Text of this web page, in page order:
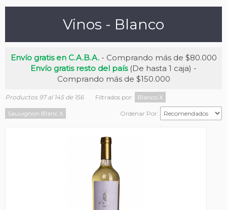
Vinos - Blanco
Envío gratis en C.A.B.A.- Comprando más de $80.000
Envío gratis resto del país(De hasta 1 caja) -
Comprando más de $150.000
Productos 97 al 145 de 156 Filtrados por: Blanco X
Sauvignon Blanc X Ordenar Por: